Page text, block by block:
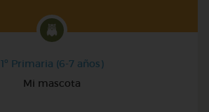
1º Primaria (6-7 años)
Mi mascota